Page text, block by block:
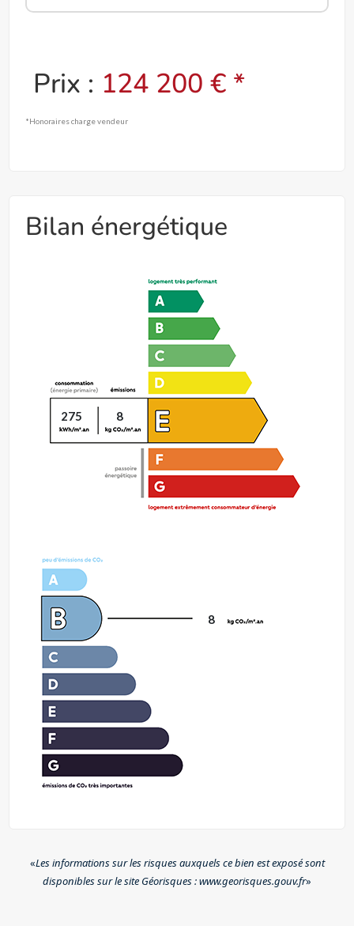
Prix : 124 200 € *
*Honoraires charge vendeur
Bilan énergétique
275 8
8
«Les informations sur les risques auxquels ce bien est exposé sont
disponibles sur le site Géorisques : www.georisques.gouv.fr»